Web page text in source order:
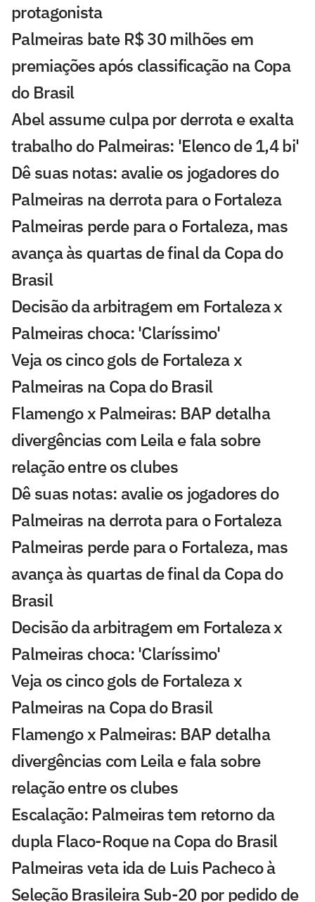
protagonista
Palmeiras bate R$ 30 milhões em
premiações após classificação na Copa
do Brasil
Abel assume culpa por derrota e exalta
trabalho do Palmeiras: 'Elenco de 1,4 bi'
Dê suas notas: avalie os jogadores do
Palmeiras na derrota para o Fortaleza
Palmeiras perde para o Fortaleza, mas
avança às quartas de final da Copa do
Brasil
Decisão da arbitragem em Fortaleza x
Palmeiras choca: 'Claríssimo'
Veja os cinco gols de Fortaleza x
Palmeiras na Copa do Brasil
Flamengo x Palmeiras: BAP detalha
divergências com Leila e fala sobre
relação entre os clubes
Dê suas notas: avalie os jogadores do
Palmeiras na derrota para o Fortaleza
Palmeiras perde para o Fortaleza, mas
avança às quartas de final da Copa do
Brasil
Decisão da arbitragem em Fortaleza x
Palmeiras choca: 'Claríssimo'
Veja os cinco gols de Fortaleza x
Palmeiras na Copa do Brasil
Flamengo x Palmeiras: BAP detalha
divergências com Leila e fala sobre
relação entre os clubes
Escalação: Palmeiras tem retorno da
dupla Flaco-Roque na Copa do Brasil
Palmeiras veta ida de Luis Pacheco à
Seleção Brasileira Sub-20 por pedido de